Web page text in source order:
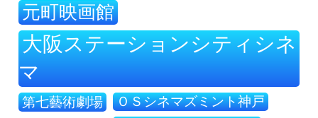
元町映画館
大阪ステーションシティシネ
マ
第七藝術劇場 ＯＳシネマズミント神戸